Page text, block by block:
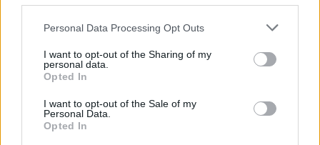
Personal Data Processing Opt Outs
I want to opt-out of the Sharing of my
personal data.
Opted In
I want to opt-out of the Sale of my
Personal Data.
Opted In
meg, annyira, hogy azóta igyekszem minden
nyáron eljutni oda, és a lehető legkevesebb
De hol kezdődik a Balkán? A majdnem
osztrák Szlovénia még oda tartozik? És ha
osztrák, kicsit szlovén Trieszt is?